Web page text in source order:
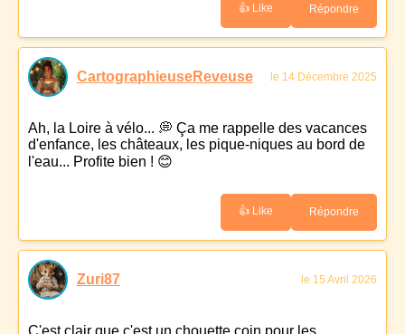
👍 Like Répondre
CartographieuseReveuse le 14 Décembre 2025
Ah, la Loire à vélo... 💭 Ça me rappelle des vacances
d'enfance, les châteaux, les pique-niques au bord de
l'eau... Profite bien ! 😊
👍 Like Répondre
Zuri87 le 15 Avril 2026
C'est clair que c'est un chouette coin pour les